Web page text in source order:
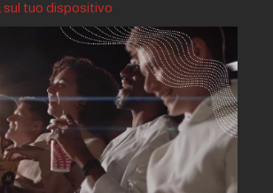
sul tuo dispositivo